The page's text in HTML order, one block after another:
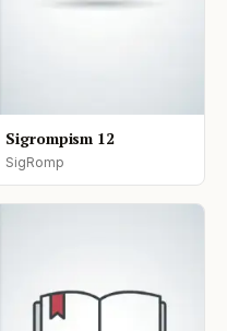
Sigrompism 12
SigRomp